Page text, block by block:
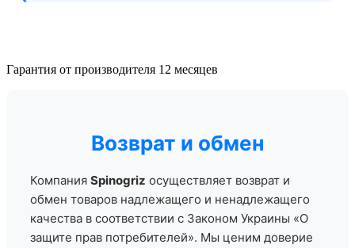
Гарантия от производителя 12 месяцев
Возврат и обмен
Компания Spinogriz осуществляет возврат и
обмен товаров надлежащего и ненадлежащего
качества в соответствии с Законом Украины «О
защите прав потребителей». Мы ценим доверие